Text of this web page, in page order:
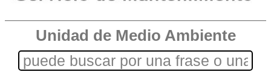
Unidad de Medio Ambiente